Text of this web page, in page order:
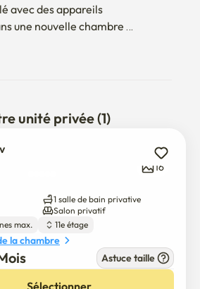
avec des appareils
une nouvelle chambre
caméras de surveillance, boîte
et salle de gestion
Palace, Yeewon, Han
est postérieure à 15 heures et
les 11 heures.
à l'intérieur, de chanter fort et de
plaît utilisez-le discrètement.
d'entrer les animaux
unité privée (1)
16
1 salle de bain privative
Salon privatif
max. 11e étage
la chambre
Astuce taille